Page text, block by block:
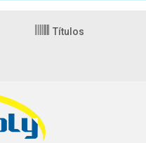
Títulos